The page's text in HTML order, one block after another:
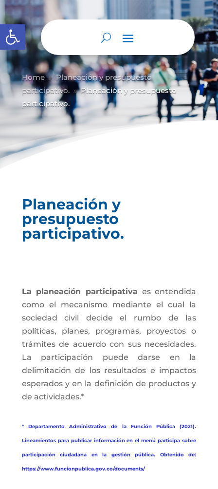
Abrir barra de herramientas
Home 9 Planeación y presupuesto
participativo. 9 Planeación y presupuesto
participativo.
Planeación y
presupuesto
participativo.
La planeación participativa es entendida
como el mecanismo mediante el cual la
sociedad civil decide el rumbo de las
políticas, planes, programas, proyectos o
trámites de acuerdo con sus necesidades.
La participación puede darse en la
delimitación de los resultados e impactos
esperados y en la definición de productos y
de actividades.*
* Departamento Administrativo de la Función Pública (2021).
Lineamientos para publicar información en el menú participa sobre
participación ciudadana en la gestión pública. Obtenido de:
https://www.funcionpublica.gov.co/documents/